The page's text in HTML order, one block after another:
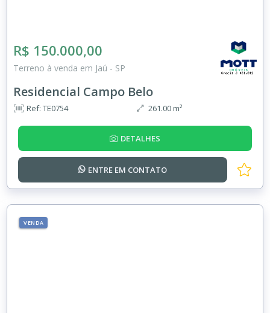
R$ 150.000,00
Terreno à venda em Jaú - SP
Residencial Campo Belo
Ref: TE0754 261.00 m²
DETALHES
ENTRE EM CONTATO
VENDA